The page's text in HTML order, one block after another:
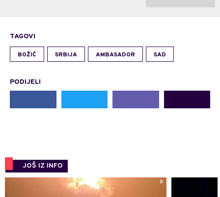
TAGOVI
BOŽIĆ SRBIJA AMBASADOR SAD
PODIJELI
JOŠ IZ INFO
0